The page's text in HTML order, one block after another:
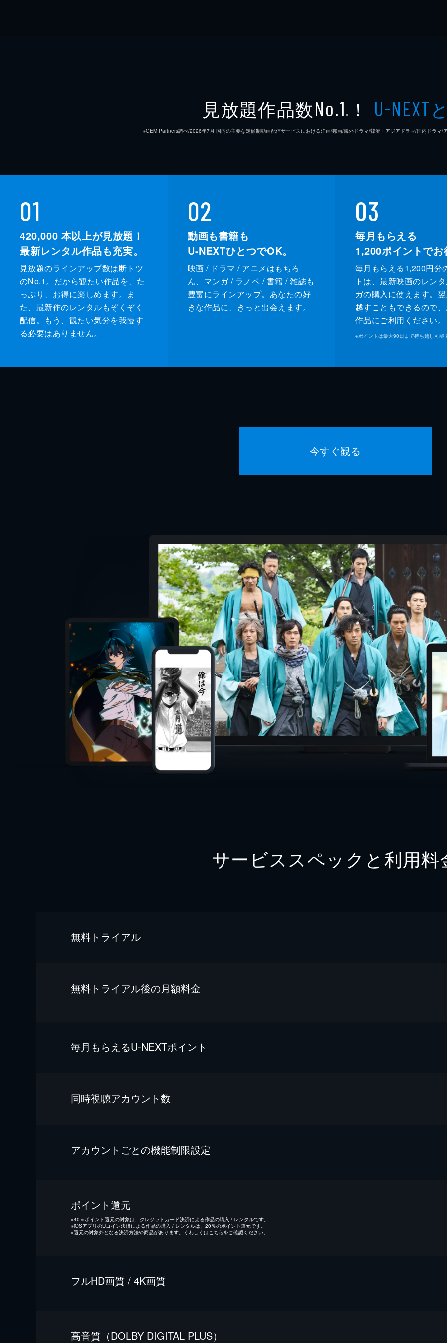
見放題作品数No.1 ※ ！ U-NEXT
※GEM Partners調べ/2026年7⽉ 国内の主要な定額制動画配信サービスにおける洋画/邦画/海外ドラマ/韓流・アジアドラマ/国内ドラマ/
01
420,000 本以上が見放題！
最新レンタル作品も充実。
見放題のラインアップ数は断トツ
のNo.1。だから観たい作品を、た
っぷり、お得に楽しめます。ま
た、最新作のレンタルもぞくぞく
配信。もう、観たい気分を我慢す
る必要はありません。
02
動画も書籍も
U-NEXTひとつでOK。
映画 / ドラマ / アニメはもちろ
ん、マンガ / ラノベ / 書籍 / 雑誌も
豊富にラインアップ。あなたの好
きな作品に、きっと出会えます。
03
毎月もらえる
1,200ポイントでお
毎月もらえる1,200円分
トは、最新映画のレン
ガの購入に使えます。
越すこともできるので
作品にご利用ください。
※ポイントは最大90日まで持ち越し可能
今すぐ観る
サービススペックと利用料
無料トライアル
無料トライアル後の⽉額料金
毎⽉もらえるU-NEXTポイント
同時視聴アカウント数
アカウントごとの機能制限設定
ポイント還元
※40％ポイント還元の対象は、クレジットカード決済による作品の購入 / レンタルです。
※iOSアプリのUコイン決済による作品の購入 / レンタルは、20％のポイント還元です。
※還元の対象外となる決済方法や商品があります。くわしくは こちらをご確認ください。
フルHD画質 / 4K画質
⾼⾳質（DOLBY DIGITAL PLUS）